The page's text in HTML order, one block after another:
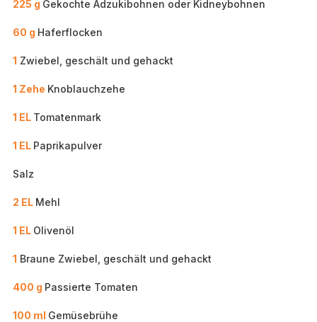
225 g Gekochte Adzukibohnen oder Kidneybohnen
60 g Haferflocken
1 Zwiebel, geschält und gehackt
1 Zehe Knoblauchzehe
1 EL Tomatenmark
1 EL Paprikapulver
Salz
2 EL Mehl
1 EL Olivenöl
1 Braune Zwiebel, geschält und gehackt
400 g Passierte Tomaten
100 ml Gemüsebrühe